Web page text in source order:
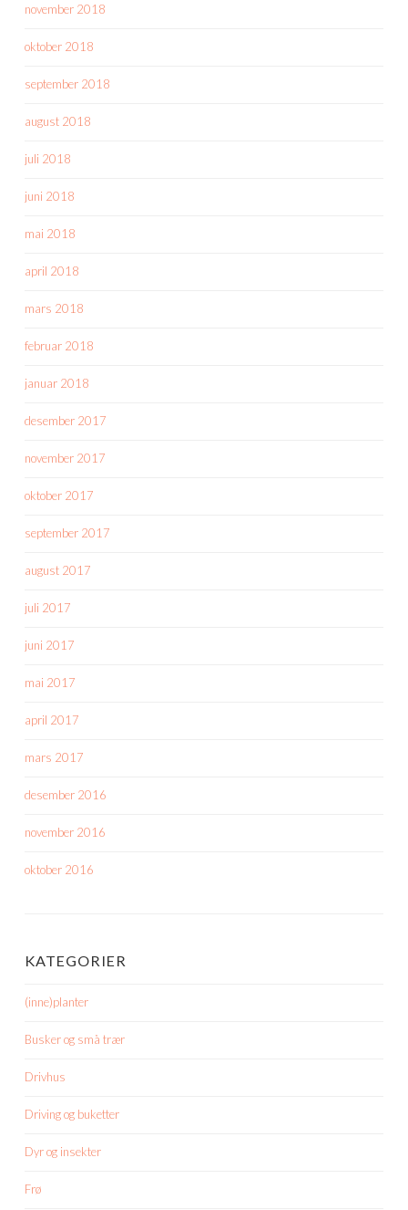
november 2018
oktober 2018
september 2018
august 2018
juli 2018
juni 2018
mai 2018
april 2018
mars 2018
februar 2018
januar 2018
desember 2017
november 2017
oktober 2017
september 2017
august 2017
juli 2017
juni 2017
mai 2017
april 2017
mars 2017
desember 2016
november 2016
oktober 2016
KATEGORIER
(inne)planter
Busker og små trær
Drivhus
Driving og buketter
Dyr og insekter
Frø